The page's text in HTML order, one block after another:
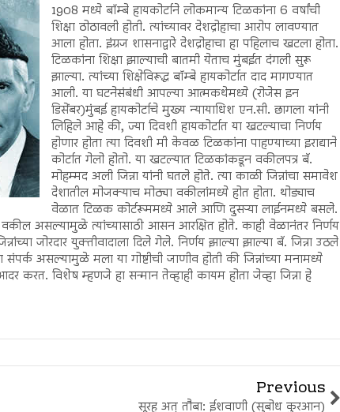
1908 मध्ये बॉम्बे हायकोर्टाने लोकमान्य टिळकांना 6 वर्षांची
शिक्षा ठोठावली होती. त्यांच्यावर देशद्रोहाचा आरोप लावण्यात
आला होता. इंग्रज शासनाद्वारे देशद्रोहाचा हा पहिलाच खटला होता.
टिळकांना शिक्षा झाल्याची बातमी येताच मुंबईत दंगली सुरू
झाल्या. त्यांच्या शिक्षेविरूद्ध बॉम्बे हायकोर्टात दाद मागण्यात
आली. या घटनेसंबंधी आपल्या आत्मकथेमध्ये (रोजेस इन
डिसेंबर)मुंबई हायकोर्टाचे मुख्य न्यायाधिश एन.सी. छागला यांनी
लिहिले आहे की, ज्या दिवशी हायकोर्टात या खटल्याचा निर्णय
होणार होता त्या दिवशी मी केवळ टिळकांना पाहण्याच्या इराद्याने
कोर्टात गेलो होतो. या खटल्यात टिळकांकडून वकीलपत्र बॅ.
मोहम्मद अली जिन्ना यांनी घतले होते. त्या काळी जिन्नांचा समावेश
देशातील मोजक्याच मोठ्या वकीलांमध्ये होत होता. थोड्याच
वेळात टिळक कोर्टरूममध्ये आले आणि दुसऱ्या लाईनमध्ये बसले.
असल्यामुळे त्यांच्यासाठी आसन आरक्षित होते. काही वेळानंतर निर्णय
जोरदार युक्तीवादाला दिले गेले. निर्णय झाल्या झाल्या बॅ. जिन्ना उठले
असल्यामुळे मला या गोष्टीची जाणीव होती की जिन्नांच्या मनामध्ये
करत. विशेष म्हणजे हा सन्मान तेव्हाही कायम होता जेव्हा जिन्ना हे
Previous
सूरह अत् तौबा: ईशवाणी (सुबोध कुरआन)